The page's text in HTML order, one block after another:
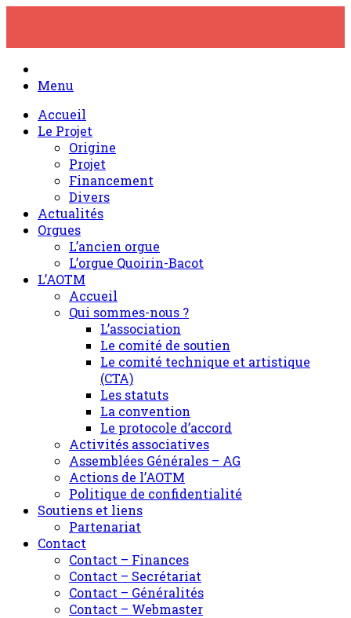
content
Menu
Accueil
Le Projet
Origine
Projet
Financement
Divers
Actualités
Orgues
L’ancien orgue
L’orgue Quoirin-Bacot
L’AOTM
Accueil
Qui sommes-nous ?
L’association
Le comité de soutien
Le comité technique et artistique
(CTA)
Les statuts
La convention
Le protocole d’accord
Activités associatives
Assemblées Générales – AG
Actions de l’AOTM
Politique de confidentialité
Soutiens et liens
Partenariat
Contact
Contact – Finances
Contact – Secrétariat
Contact – Généralités
Contact – Webmaster